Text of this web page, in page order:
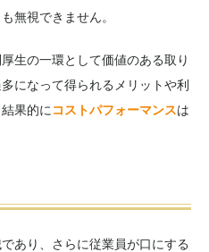
無視できません。
生の一環として価値のある取り
になって得られるメリットや利
果的に コストパフォーマンスは
あり、さらに従業員が口にする